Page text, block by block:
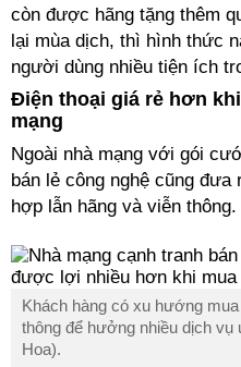
còn được hãng tặng thêm
lại mùa dịch, thì hình thức
người dùng nhiều tiện ích
Điện thoại giá rẻ hơn
mạng
Ngoài nhà mạng với gói
bán lẻ công nghệ cũng
hợp lẫn hãng và viễn thông.
Khách hàng có xu hướng
thông để hưởng nhiều dịch
Hoa).